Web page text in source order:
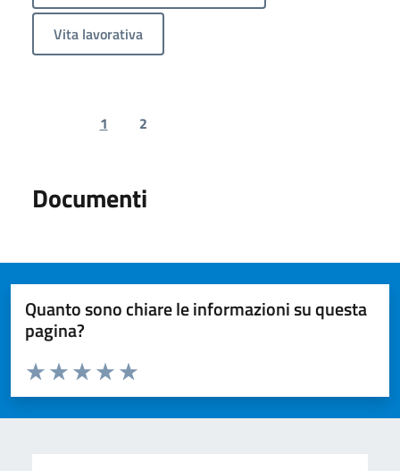
Vita lavorativa
Previous page
1 2
Documenti
Quanto sono chiare le informazioni su questa
pagina?
Valuta da 1 a 5 stelle la pagina
Valuta 5 stelle su 5
Valuta 4 stelle su 5
Valuta 3 stelle su 5
Valuta 2 stelle su 5
Valuta 1 stelle su 5